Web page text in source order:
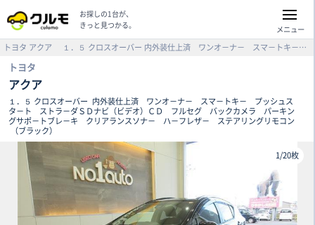
お探しの1台が、
きっと見つかる。
メニュー
トヨタ アクア １．５ クロスオーバー 内外装仕上済 ワンオ－ナ－ スマ－トキ－ プッシュスタ－ト ストラ－ダＳＤナビ（ビデオ）ＣＤ フルセグ バックカメラ パーキングサポ－トブレ－キ クリアランスソナ－ ハ－フレザ－ ステアリングリモコン （ブラック）
トヨタ
アクア
１．５ クロスオーバー 内外装仕上済 ワンオ－ナ－ スマ－トキ－ プッシュス
タ－ト ストラ－ダＳＤナビ（ビデオ）ＣＤ フルセグ バックカメラ パーキン
グサポ－トブレ－キ クリアランスソナ－ ハ－フレザ－ ステアリングリモコン
（ブラック）
1/20枚